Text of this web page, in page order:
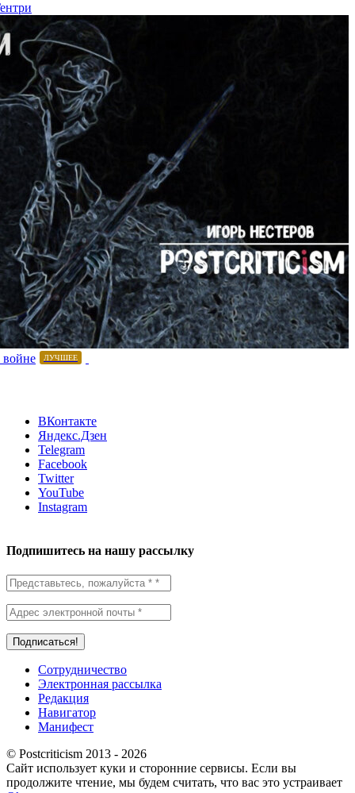
ЛУЧШЕЕ
ВКонтакте
Яндекс.Дзен
Telegram
Facebook
Twitter
YouTube
Instagram
Подпишитесь на нашу рассылку
Сотрудничество
Электронная рассылка
Редакция
Навигатор
Манифест
© Postcriticism 2013 - 2026
Сайт использует куки и сторонние сервисы. Если вы
продолжите чтение, мы будем считать, что вас это устраивает